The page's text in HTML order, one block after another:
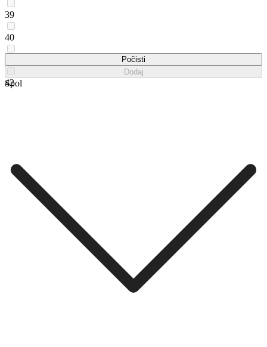
39
40
42
Počisti
Dodaj
Spol